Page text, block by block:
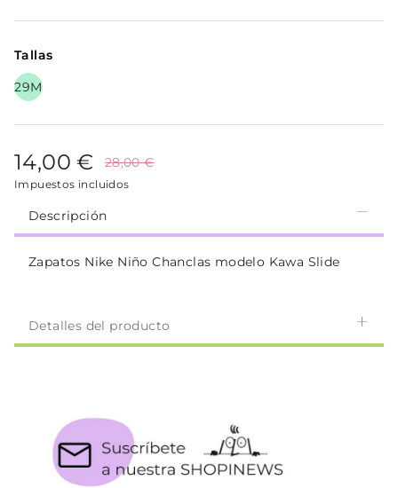
Tallas
29M
14,00 € 28,00 €
Impuestos incluidos
Descripción
Zapatos Nike Niño Chanclas modelo Kawa Slide
Detalles del producto